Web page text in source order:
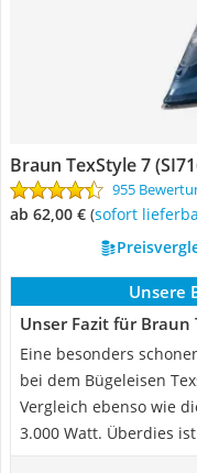
Braun TexStyle 7
955
ab 62,00 € ( Sofort
Unsere
Unser Fazit für Braun
Eine besonders
bei dem Bügeleisen
Vergleich ebenso wie
3.000 Watt. Überdies